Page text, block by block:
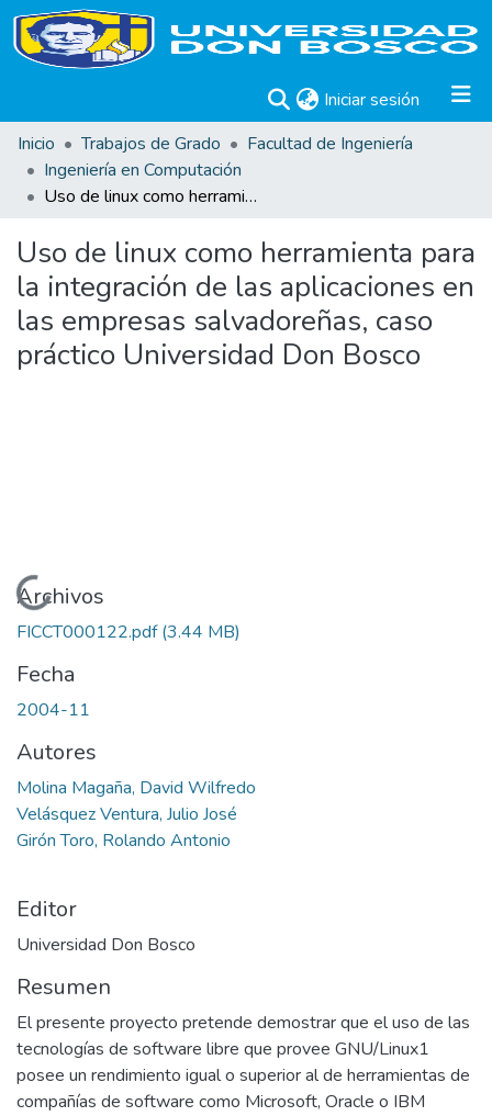
Iniciar sesión (current)
Inicio
Trabajos de Grado
Facultad de Ingeniería
Ingeniería en Computación
Uso de linux como herramienta para la integración de las aplicaciones en las empresas salvadoreñas, caso práctico Universidad Don Bosco
Uso de linux como herramienta para
la integración de las aplicaciones en
las empresas salvadoreñas, caso
práctico Universidad Don Bosco
Cargando...
Archivos
FICCT000122.pdf(3.44 MB)
Fecha
2004-11
Autores
Molina Magaña, David Wilfredo
Velásquez Ventura, Julio José
Girón Toro, Rolando Antonio
Editor
Universidad Don Bosco
Resumen
El presente proyecto pretende demostrar que el uso de las
tecnologías de software libre que provee GNU/Linux1
posee un rendimiento igual o superior al de herramientas de
compañías de software como Microsoft, Oracle o IBM